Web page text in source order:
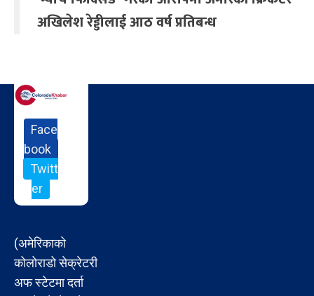
अखिलेश रेड्डीलाई आठ वर्ष प्रतिबन्ध
Face
book
Twitt
er
(अमेरिकाको
कोलोराडो सेक्रेटरी
अफ स्टेटमा दर्ता